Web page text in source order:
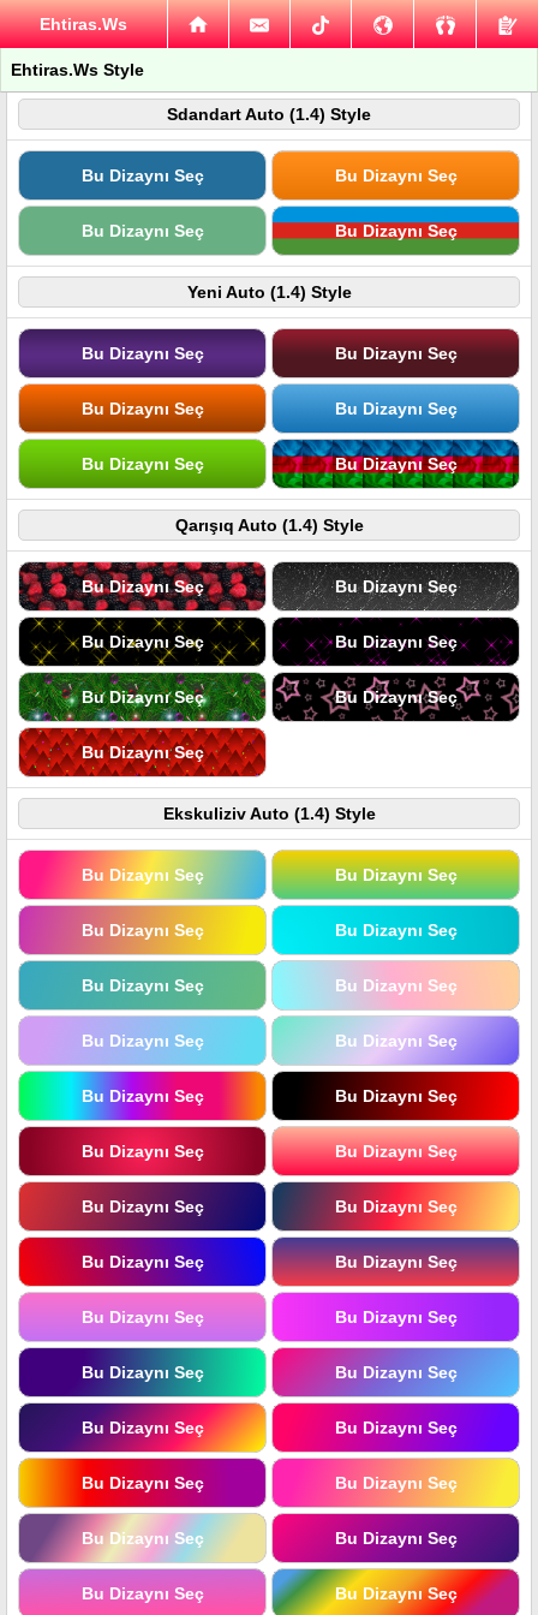
Ehtiras.Ws
Ehtiras.Ws Style
Sdandart Auto (1.4) Style
Bu Dizaynı Seç Bu Dizaynı Seç
Bu Dizaynı Seç Bu Dizaynı Seç
Yeni Auto (1.4) Style
Bu Dizaynı Seç Bu Dizaynı Seç
Bu Dizaynı Seç Bu Dizaynı Seç
Bu Dizaynı Seç Bu Dizaynı Seç
Qarışıq Auto (1.4) Style
Bu Dizaynı Seç Bu Dizaynı Seç
Bu Dizaynı Seç Bu Dizaynı Seç
Bu Dizaynı Seç Bu Dizaynı Seç
Bu Dizaynı Seç
Ekskuliziv Auto (1.4) Style
Bu Dizaynı Seç Bu Dizaynı Seç
Bu Dizaynı Seç Bu Dizaynı Seç
Bu Dizaynı Seç Bu Dizaynı Seç
Bu Dizaynı Seç Bu Dizaynı Seç
Bu Dizaynı Seç Bu Dizaynı Seç
Bu Dizaynı Seç Bu Dizaynı Seç
Bu Dizaynı Seç Bu Dizaynı Seç
Bu Dizaynı Seç Bu Dizaynı Seç
Bu Dizaynı Seç Bu Dizaynı Seç
Bu Dizaynı Seç Bu Dizaynı Seç
Bu Dizaynı Seç Bu Dizaynı Seç
Bu Dizaynı Seç Bu Dizaynı Seç
Bu Dizaynı Seç Bu Dizaynı Seç
Bu Dizaynı Seç Bu Dizaynı Seç